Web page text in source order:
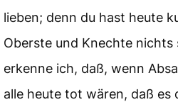
lieben; denn du hast heute
Oberste und Knechte nichts
erkenne ich, daß, wenn
alle heute tot wären, daß es